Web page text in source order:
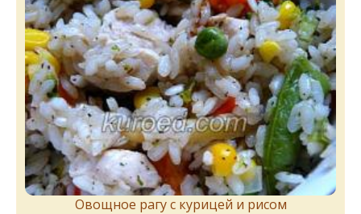
Овощное рагу с курицей и рисом